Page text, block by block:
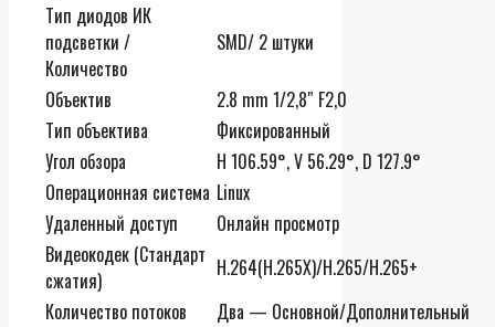
Тип диодов ИК
подсветки /
Количество
SMD/ 2 штуки
Объектив
2.8 mm 1/2,8″ F2,0
Тип объектива
Фиксированный
Угол обзора
H 106.59°, V 56.29°, D 127.9°
Операционная система Linux
Удаленный доступ
Онлайн просмотр
Видеокодек (Стандарт
сжатия)
H.264(H.265X)/H.265/H.265+
Количество потоков
Два — Основной/Дополнительный